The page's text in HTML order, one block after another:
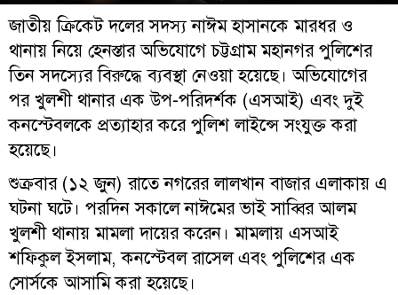
জাতীয় ক্রিকেট দলের সদস্য নাঈম হাসানকে মারধর ও
থানায় নিয়ে হেনস্তার অভিযোগে চট্টগ্রাম মহানগর পুলিশের
তিন সদস্যের বিরুদ্ধে ব্যবস্থা নেওয়া হয়েছে। অভিযোগের
পর খুলশী থানার এক উপ-পরিদর্শক (এসআই) এবং দুই
কনস্টেবলকে প্রত্যাহার করে পুলিশ লাইন্সে সংযুক্ত করা
হয়েছে।
শুক্রবার (১২ জুন) রাতে নগরের লালখান বাজার এলাকায় এ
ঘটনা ঘটে। পরদিন সকালে নাঈমের ভাই সাব্বির আলম
খুলশী থানায় মামলা দায়ের করেন। মামলায় এসআই
শফিকুল ইসলাম, কনস্টেবল রাসেল এবং পুলিশের এক
সোর্সকে আসামি করা হয়েছে।